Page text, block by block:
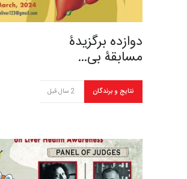
دوازده برگزیدۀ
مسابقۀ بی…
نتایج و برندگان 2 سال قبل